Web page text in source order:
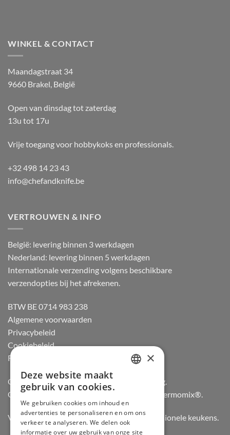
WINKEL & CONTACT
Maandagstraat 34
9660 Brakel, België
Open van dinsdag tot zaterdag
13u tot 17u
Vrije toegang voor hobbykoks en professionals.
+32 498 14 23 43
info@chefandknife.be
VERTROUWEN & INFO
België: levering binnen 3 werkdagen
Nederland: levering binnen 5 werkdagen
Internationale verzending volgens beschikbare
verzendopties bij het afrekenen.
BTW BE 0714 983 238
Algemene voorwaarden
Privacybeleid
Cookiebeleid
Retourneren
Officiële dealer van Gozney en Big Green Egg.
Officiële advisor en verdeler van Vorwerk Thermomix®.
Vertrouwd door hobbykoks, chefs en professionele keukens.
GERMAN
ENGLISH
×
Deze website maakt
gebruik van cookies.
We gebruiken cookies om inhoud en
advertenties te personaliseren en om ons
verkeer te analyseren. We delen ook
informatie over uw gebruik van onze site